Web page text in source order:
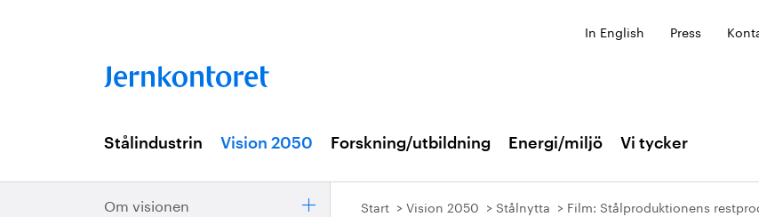
In English Press
Stålindustrin Vision 2050 Forskning/utbildning Energi/miljö Vi tycker
Om visionen Start Vision 2050 Stålnytta Film: Stålproduktionens